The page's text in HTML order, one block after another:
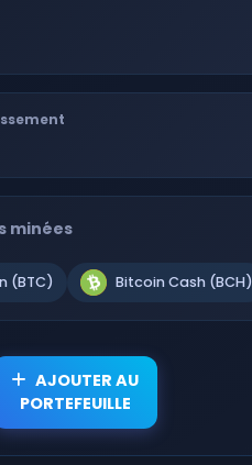
minées
(BTC) Bitcoin Cash (BCH)
AJOUTER AU
PORTEFEUILLE